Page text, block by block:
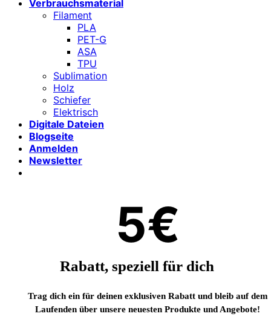
Verbrauchsmaterial
Filament
PLA
PET-G
ASA
TPU
Sublimation
Holz
Schiefer
Elektrisch
Digitale Dateien
Blogseite
Anmelden
Newsletter
5€
Rabatt, speziell für dich
Trag dich ein für deinen exklusiven Rabatt und bleib auf dem
Laufenden über unsere neuesten Produkte und Angebote!